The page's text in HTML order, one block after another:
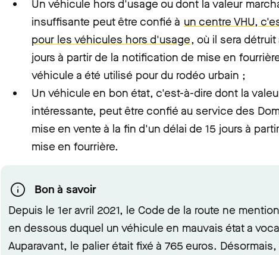
Un véhicule hors d'usage ou dont la valeur
insuffisante peut être confié à un centre VHU,
pour les véhicules hors d'usage, où il sera
jours à partir de la notification de mise en
véhicule a été utilisé pour du rodéo urbain ;
Un véhicule en bon état, c'est-à-dire dont la
intéressante, peut être confié au service des
mise en vente à la fin d'un délai de 15 jours à
mise en fourrière.
Bon à savoir
Depuis le 1er avril 2021, le Code de la route ne
en dessous duquel un véhicule en mauvais état a
Auparavant, le palier était fixé à 765 euros.